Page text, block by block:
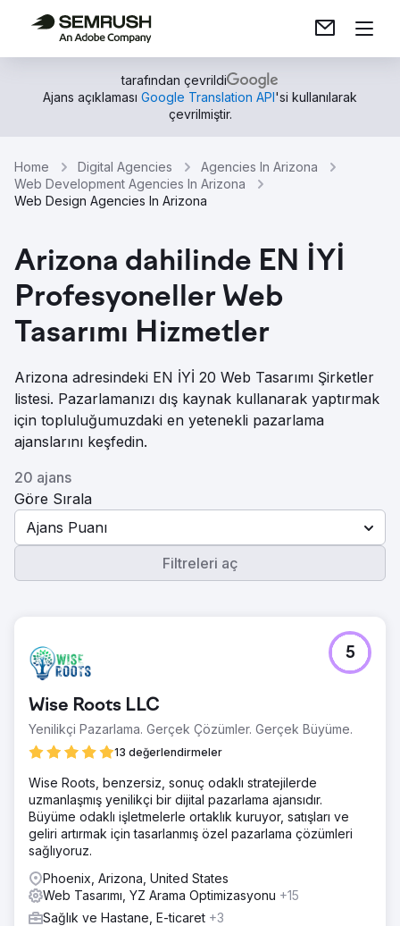
tarafından çevrildi
Ajans açıklaması Google Translation API'si kullanılarak
çevrilmiştir.
Home Digital Agencies
Agencies In Arizona
Web Development Agencies In Arizona
Web Design Agencies In Arizona
Arizona dahilinde EN İYİ
Profesyoneller Web
Tasarımı Hizmetler
Arizona adresindeki EN İYİ 20 Web Tasarımı Şirketler
listesi. Pazarlamanızı dış kaynak kullanarak yaptırmak
için topluluğumuzdaki en yetenekli pazarlama
ajanslarını keşfedin.
20 ajans
Göre Sırala
Ajans Puanı
Filtreleri aç
Wise Roots LLC
Yenilikçi Pazarlama. Gerçek Çözümler. Gerçek Büyüme.
13 değerlendirmeler
5
Wise Roots, benzersiz, sonuç odaklı stratejilerde
uzmanlaşmış yenilikçi bir dijital pazarlama ajansıdır.
Büyüme odaklı işletmelerle ortaklık kuruyor, satışları ve
geliri artırmak için tasarlanmış özel pazarlama çözümleri
sağlıyoruz.
Phoenix, Arizona, United States
Web Tasarımı, YZ Arama Optimizasyonu +15
Sağlık ve Hastane, E-ticaret +3